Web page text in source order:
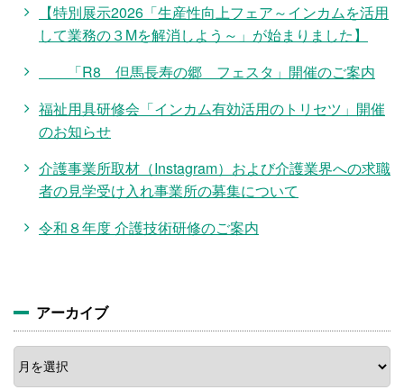
【特別展示2026「生産性向上フェア～インカムを活用
して業務の３Mを解消しよう～」が始まりました】
「R8 但馬長寿の郷 フェスタ」開催のご案内
福祉用具研修会「インカム有効活用のトリセツ」開催
のお知らせ
介護事業所取材（Instagram）および介護業界への求職
者の見学受け入れ事業所の募集について
令和８年度 介護技術研修のご案内
アーカイブ
ア
ー